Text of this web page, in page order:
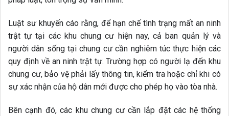
Luật sư khuyến cáo rằng, để hạn chế tình trạng mất an ninh
trật tự tại các khu chung cư hiện nay, cả ban quản lý và
người dân sống tại chung cư cần nghiêm túc thực hiện các
quy định về an ninh trật tự. Trường hợp có người lạ đến khu
chung cư, bảo vệ phải lấy thông tin, kiểm tra hoặc chỉ khi có
sự xác nhận của hộ dân mới được cho phép họ vào tòa nhà.
Bên cạnh đó, các khu chung cư cần lắp đặt các hệ thống